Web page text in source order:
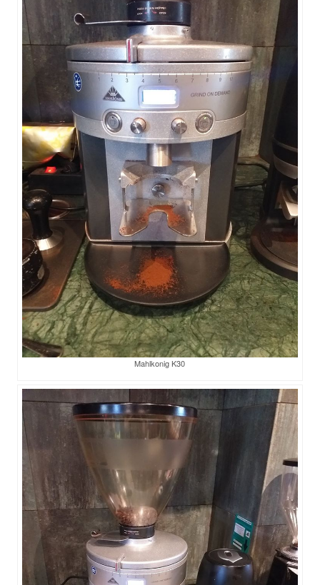
Mahlkonig K30